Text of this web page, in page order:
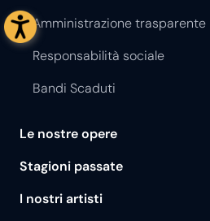
Amministrazione trasparente
Responsabilità sociale
Bandi Scaduti
Le nostre opere
Stagioni passate
I nostri artisti